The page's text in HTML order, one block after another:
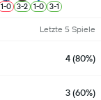
1-0 3-2 1-0 3-1
Letzte 5 Spiele
4 (80%)
3 (60%)